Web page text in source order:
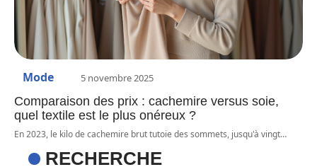
Mode 5 novembre 2025
Comparaison des prix : cachemire versus soie,
quel textile est le plus onéreux ?
En 2023, le kilo de cachemire brut tutoie des sommets, jusqu'à vingt…
RECHERCHE